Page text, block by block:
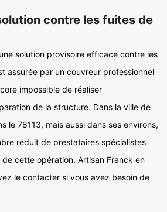
contre les fuites de
solution provisoire efficace contre les
assurée par un couvreur professionnel
impossible de réaliser
de la structure. Dans la ville de
le 78113, mais aussi dans ses environs,
réduit de prestataires spécialistes
cette opération. Artisan Franck en
le contacter si vous avez besoin de